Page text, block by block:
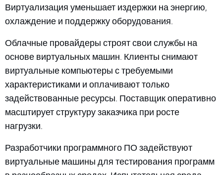
Виртуализация уменьшает издержки на энергию,
охлаждение и поддержку оборудования.
Облачные провайдеры строят свои службы на
основе виртуальных машин. Клиенты снимают
виртуальные компьютеры с требуемыми
характеристиками и оплачивают только
задействованные ресурсы. Поставщик оперативно
масштирует структуру заказчика при росте
нагрузки.
Разработчики программного ПО задействуют
виртуальные машины для тестирования программ